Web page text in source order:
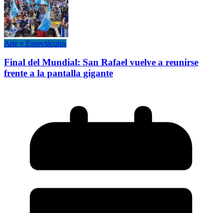
Arte y Espectáculos
Final del Mundial: San Rafael vuelve a reunirse
frente a la pantalla gigante